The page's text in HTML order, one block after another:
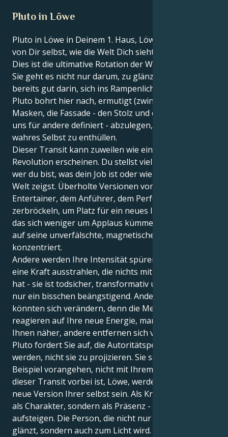
Pluto in Löwe
Pluto in Löwe in Deinem 1. Haus, Löwe - das Haus
von Dir selbst, wie die Welt Dich sieht und Identität.
Dies ist die ultimative Rotation der Wiedergeburt. Für
Sie geht es nicht nur darum, zu glänzen - Sie sind
bereits gut darin, sich ins Rampenlicht zu stellen.
Pluto bohrt hier nach, ermutigt (zwingt!) Sie, die
Masken, die Fassade - den Stolz und die Leistung, die
uns für andere definiert - abzulegen, um nur Ihr
wahres Selbst zu enthüllen.
Dieser Transit kann zuweilen wie eine persönliche
Revolution erscheinen. Du stellst vielleicht in Frage,
wer du bist, was dein Job ist oder wie du dich in der
Welt zeigst. Überholte Versionen von "Leo, dem
Entertainer, dem Anführer, dem Performer" könnten
zerbröckeln, um Platz für ein neues Ich zu machen,
das sich weniger um Applaus kümmert und sich mehr
auf seine unverfälschte, magnetische Präsenz
konzentriert.
Andere werden Ihre Intensität spüren. Sie werden
eine Kraft ausstrahlen, die nichts mit Charme zu tun
hat - sie ist todsicher, transformativ und mehr als
nur ein bisschen beängstigend. Andere Beziehungen
könnten sich verändern, denn die Menschen
reagieren auf Ihre neue Energie, manche kommen
Ihnen näher, andere entfernen sich von Ihnen.
Pluto fordert Sie auf, die Autoritätsperson zu
werden, nicht sie zu projizieren. Sie sollen mit gutem
Beispiel vorangehen, nicht mit Ihrem Ego. Wenn
dieser Transit vorbei ist, Löwe, werden Sie eine völlig
neue Version Ihrer selbst sein. Als Kraft - nicht nur
als Charakter, sondern als Präsenz - werden Sie
aufsteigen. Die Person, die nicht nur im Rampenlicht
glänzt, sondern auch zum Licht wird.